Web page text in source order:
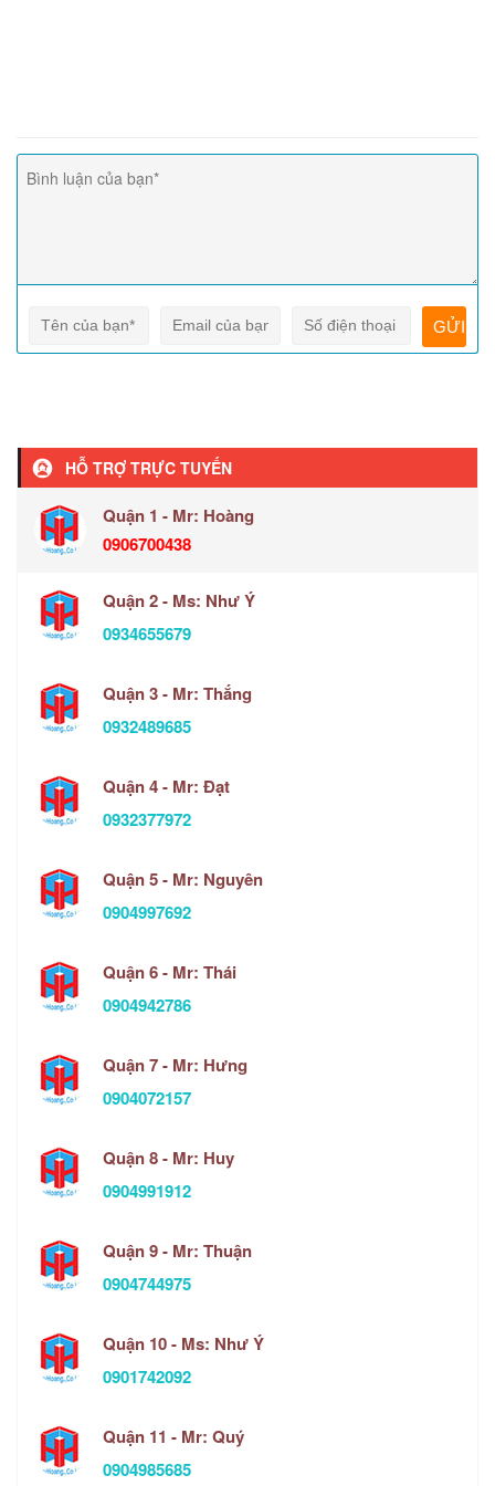
HỖ TRỢ TRỰC TUYẾN
Quận 1 - Mr: Hoàng
0906700438
Quận 2 - Ms: Như Ý
0934655679
Quận 3 - Mr: Thắng
0932489685
Quận 4 - Mr: Đạt
0932377972
Quận 5 - Mr: Nguyên
0904997692
Quận 6 - Mr: Thái
0904942786
Quận 7 - Mr: Hưng
0904072157
Quận 8 - Mr: Huy
0904991912
Quận 9 - Mr: Thuận
0904744975
Quận 10 - Ms: Như Ý
0901742092
Quận 11 - Mr: Quý
0904985685